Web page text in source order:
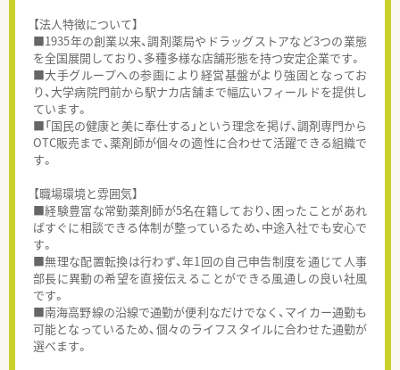
【法人特徴について】
■1935年の創業以来、調剤薬局やドラッグストアなど3つの業態
を全国展開しており、多種多様な店舗形態を持つ安定企業です。
■大手グループへの参画により経営基盤がより強固となってお
り、大学病院門前から駅ナカ店舗まで幅広いフィールドを提供し
ています。
■「国民の健康と美に奉仕する」という理念を掲げ、調剤専門から
OTC販売まで、薬剤師が個々の適性に合わせて活躍できる組織で
す。
【職場環境と雰囲気】
■経験豊富な常勤薬剤師が5名在籍しており、困ったことがあれ
ばすぐに相談できる体制が整っているため、中途入社でも安心で
す。
■無理な配置転換は行わず、年1回の自己申告制度を通じて人事
部長に異動の希望を直接伝えることができる風通しの良い社風
です。
■南海高野線の沿線で通勤が便利なだけでなく、マイカー通勤も
可能となっているため、個々のライフスタイルに合わせた通勤が
選べます。